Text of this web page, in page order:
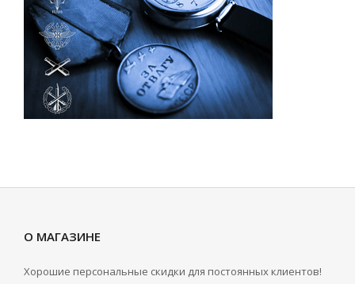
О МАГАЗИНЕ
Хорошие персональные скидки для постоянных клиентов!